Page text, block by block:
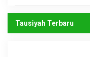
Tausiyah Terbaru